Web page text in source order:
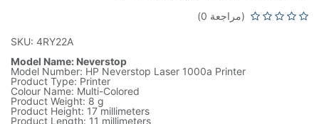
(مراجعة 0)
SKU: 4RY22A
Model Name: Neverstop
Model Number: HP Neverstop Laser 1000a Printer
Product Type: Printer
Colour Name: Multi-Colored
Product Weight: 8 g
Product Height: 17 millimeters
Product Length: 11 millimeters